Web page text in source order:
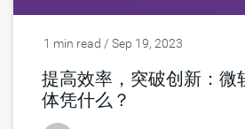
1 min read / Sep 19, 2023
提高效率，突破创新：微
体凭什么？